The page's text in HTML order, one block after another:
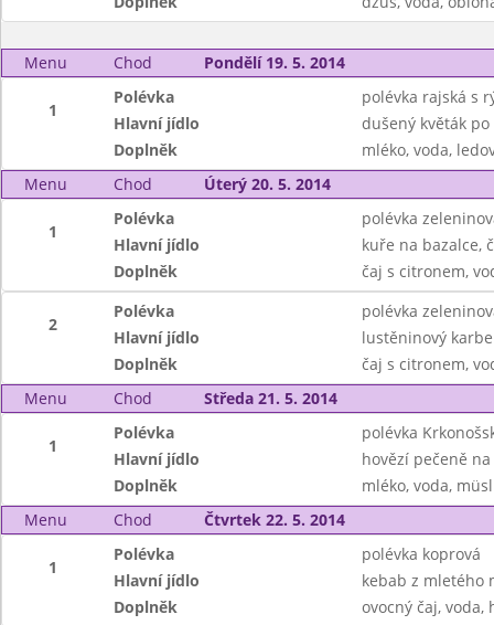
Menu Chod Pondělí 19. 5. 2014
1
Polévka
polévka rajská s
Hlavní jídlo
dušený květák
Doplněk
mléko, voda,
Menu
Chod Úterý 20. 5. 2014
1
Polévka
polévka
Hlavní jídlo
kuře na bazalce,
Doplněk
čaj s citronem,
2
Polévka
polévka
Hlavní jídlo
lustěninový
Doplněk
čaj s citronem,
Menu
Chod Středa 21. 5. 2014
1
Polévka
polévka
Hlavní jídlo
hovězí pečeně
Doplněk
mléko, voda,
Menu
Chod Čtvrtek 22. 5. 2014
1
Polévka
polévka koprová
Hlavní jídlo
kebab z mletého
Doplněk
ovocný čaj, voda,